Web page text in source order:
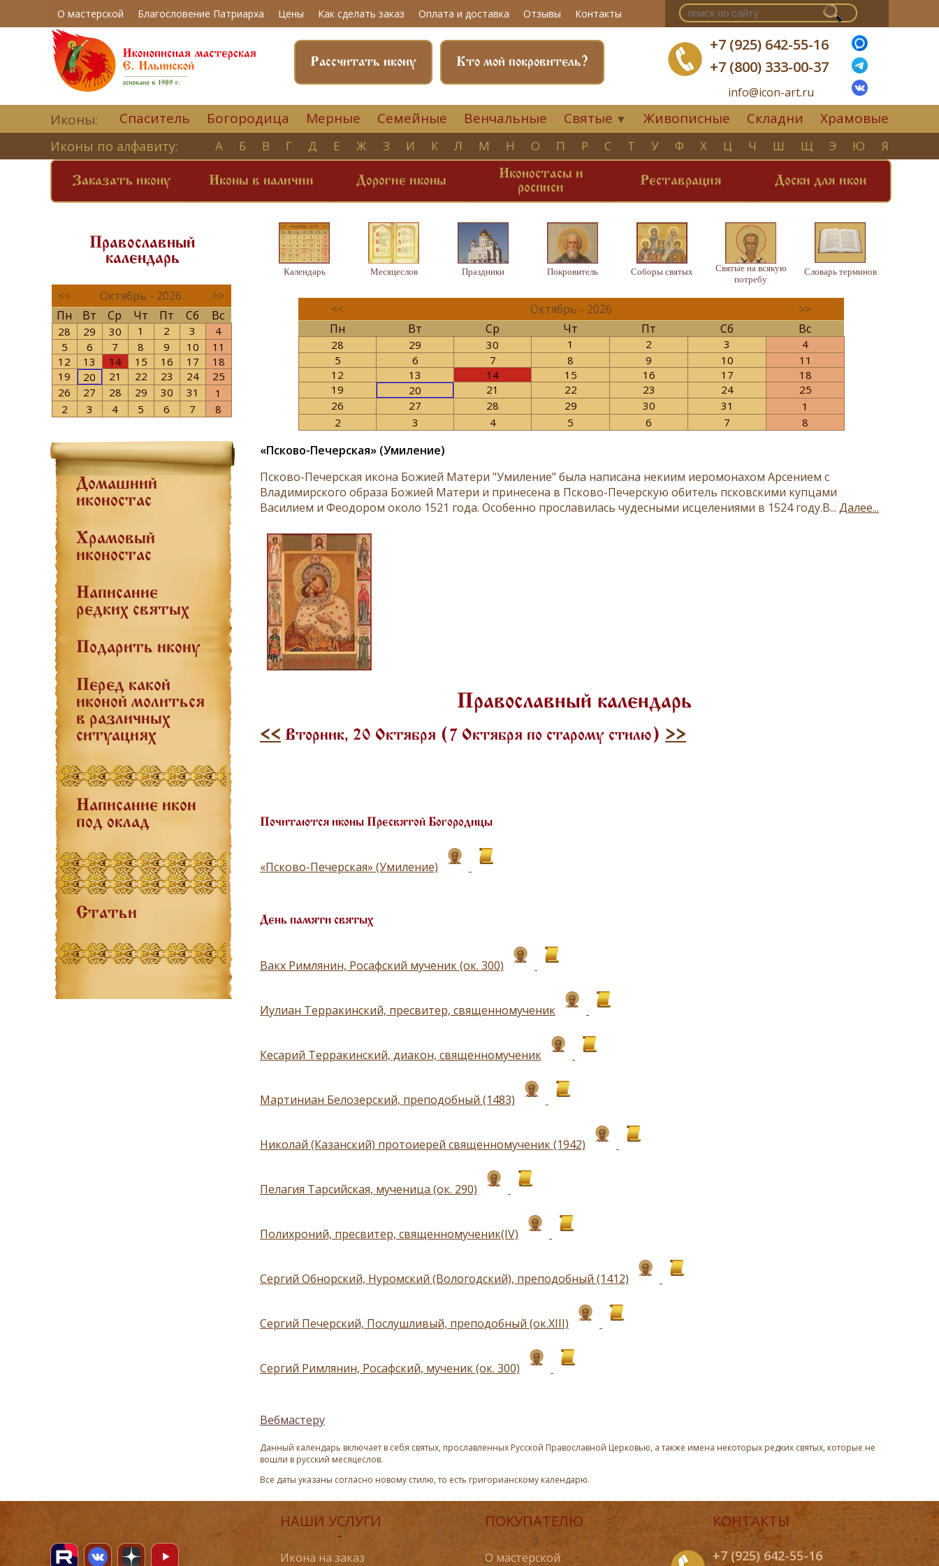
О мастерской Благословение Патриарха Цены Как сделать заказ Оплата и доставка Отзывы Контакты
+7 (925) 642-55-16
+7 (800) 333-00-37
info@icon-art.ru
Кто мой покровитель?
Рассчитать икону
Иконы: Спаситель Богородица Мерные Семейные Венчальные Святые ▼ Живописные Складни Храмовые
Иконы по алфавиту: А Б В Г Д Е Ж З И К Л М Н О П Р С Т У Ф Х Ц Ч Ш Щ Э Ю Я
Заказать икону Иконы в наличии Дорогие иконы
Иконостасы и
росписи
Реставрация Доски для икон
Православный
календарь
<< Октябрь - 2026
>>
Пн
Вт Ср Чт Пт Сб Вс
28 29 30 1 2 3
4
5
6 7 8 9 10
11
12
13 14 15 16 17
18
19
20 21 22 23 24
25
26
27 28 29 30 31
1
2
3 4 5 6 7 8
Домашний
иконостас
Храмовый
иконостас
Написание
редких святых
Подарить икону
Перед какой
иконой молиться
в различных
ситуациях
Написание икон
под оклад
Статьи
Календарь Месяцеслов Праздники Покровитель Соборы святых
Святые на всякую
потребу
Словарь терминов
<< Октябрь - 2026
>>
Пн
Вт Ср Чт Пт Сб Вс
28 29 30 1 2 3
4
5
6 7 8 9 10
11
12
13 14 15 16 17
18
19
20 21 22 23 24
25
26
27 28 29 30 31
1
2
3 4 5 6 7 8
«Псково-Печерская» (Умиление)
Псково-Печерская икона Божией Матери "Умиление" была написана некиим иеромонахом Арсением с
Владимирского образа Божией Матери и принесена в Псково-Печерскую обитель псковскими купцами
Василием и Феодором около 1521 года. Особенно прославилась чудесными исцелениями в 1524 году.В... Далее...
Православный календарь
<< Вторник, 20 Октября (7 Октября по старому стилю) >>
Почитаются иконы Пресвятой Богородицы
«Псково-Печерская» (Умиление)
День памяти святых
Вакх Римлянин, Росафский мученик (ок. 300)
Иулиан Терракинский, пресвитер, священномученик
Кесарий Терракинский, диакон, священномученик
Мартиниан Белозерский, преподобный (1483)
Николай (Казанский) протоиерей священномученик (1942)
Пелагия Тарсийская, мученица (ок. 290)
Полихроний, пресвитер, священномученик(IV)
Сергий Обнорский, Нуромский (Вологодский), преподобный (1412)
Сергий Печерский, Послушливый, преподобный (ок.XIII)
Сергий Римлянин, Росафский, мученик (ок. 300)
Вебмастеру
Данный календарь включает в себя святых, прославленных Русской Православной Церковью, а также имена некоторых редких святых, которые не
вошли в русский месяцеслов.
Все даты указаны согласно новому стилю, то есть григорианскому календарю.
НАШИ УСЛУГИ
Икона на заказ
ПОКУПАТЕЛЮ
О мастерской
КОНТАКТЫ
+7 (925) 642-55-16